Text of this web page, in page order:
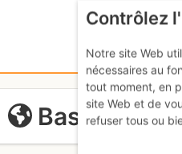
Basilea-
Contrôlez
Notre site Web
nécessaires au
tout moment, en
site Web et de
refuser tous ou